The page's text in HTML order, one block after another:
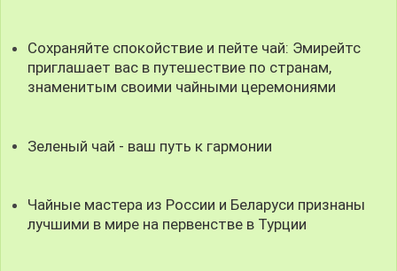
Сохраняйте спокойствие и пейте чай: Эмирейтс
приглашает вас в путешествие по странам,
знаменитым своими чайными церемониями
Зеленый чай - ваш путь к гармонии
Чайные мастера из России и Беларуси признаны
лучшими в мире на первенстве в Турции